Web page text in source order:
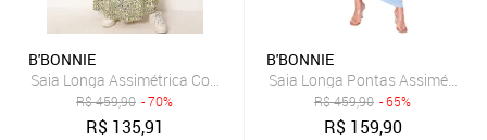
B'BONNIE
Saia Longa Assimétrica Com Bolsos B’Bonnie Úrsula Floral Azul
R$459,90 - 70%
R$ 135,91
B'BONNIE
Saia Longa Pontas
R$459,90 - 65%
R$ 159,90